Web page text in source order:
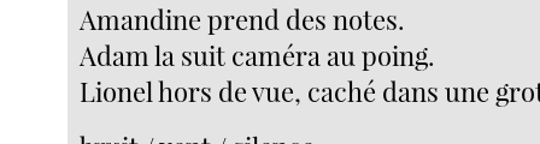
Amandine prend des notes.
Adam la suit caméra au poing.
Lionel hors de vue, caché dans une